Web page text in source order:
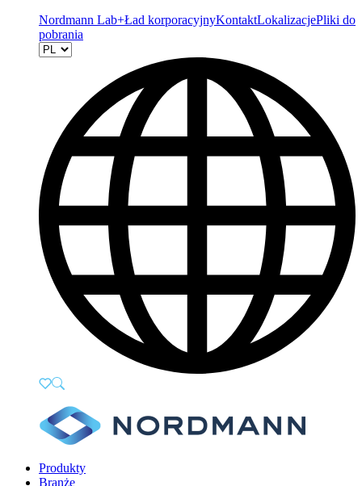
Nordmann Lab+Ład korporacyjnyKontaktLokalizacjePliki do
pobrania
Produkty
Branże